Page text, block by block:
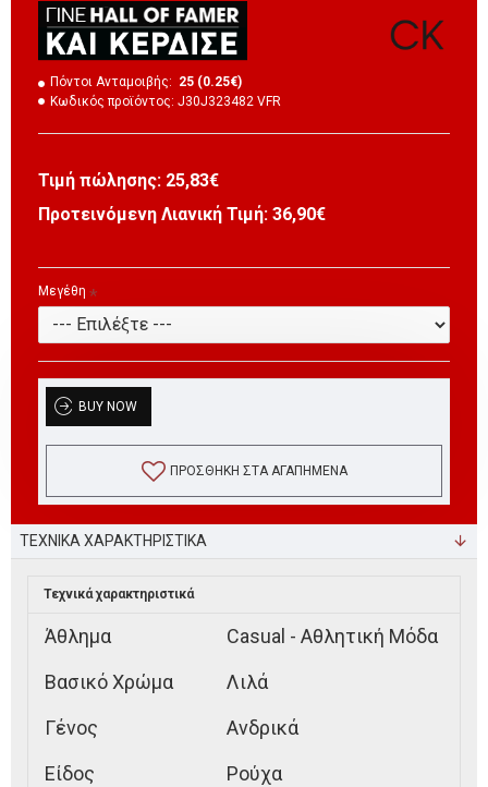
Πόντοι Ανταμοιβής: 25 (0.25€)
Κωδικός προϊόντος: J30J323482 VFR
Τιμή πώλησης: 25,83€
Προτεινόμενη Λιανική Τιμή: 36,90€
Μεγέθη
BUY NOW
ΠΡΟΣΘΉΚΗ ΣΤΑ ΑΓΑΠΗΜΈΝΑ
ΤΕΧΝΙΚΑ ΧΑΡΑΚΤΗΡΙΣΤΙΚΑ
Τεχνικά χαρακτηριστικά
Άθλημα
Casual - Αθλητική Μόδα
Βασικό Χρώμα
Λιλά
Γένος
Ανδρικά
Είδος
Ρούχα